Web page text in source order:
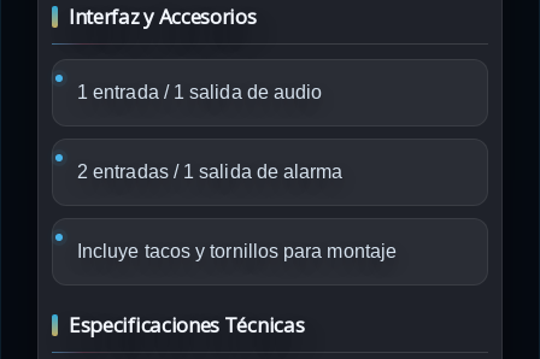
Interfaz y Accesorios
1 entrada / 1 salida de audio
2 entradas / 1 salida de alarma
Incluye tacos y tornillos para montaje
Especificaciones Técnicas